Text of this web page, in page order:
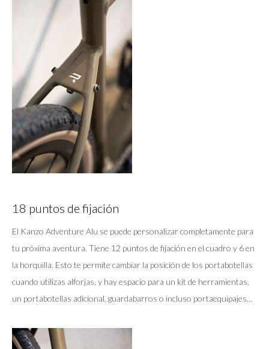
18 puntos de fijación
El Kanzo Adventure Alu se puede personalizar completamente para
tu próxima aventura. Tiene 12 puntos de fijación en el cuadro y 6 en
la horquilla. Esto te permite cambiar la posición de los portabotellas
cuando utilizas alforjas, y hay espacio para un kit de herramientas,
un portabotellas adicional, guardabarros o incluso portaequipajes…